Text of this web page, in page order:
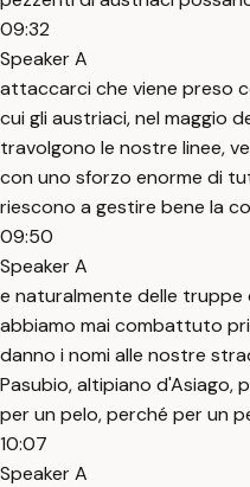
09:32
Speaker A
attaccarci che viene preso
cui gli austriaci, nel maggio
travolgono le nostre linee,
con uno sforzo enorme di
riescono a gestire bene la
09:50
Speaker A
e naturalmente delle
abbiamo mai combattuto
danno i nomi alle nostre
Pasubio, altipiano d'Asiago,
per un pelo, perché per un
10:07
Speaker A